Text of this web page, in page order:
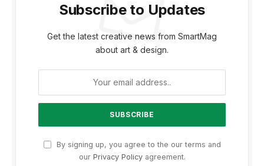
Subscribe to Updates
Get the latest creative news from SmartMag
about art & design.
By signing up, you agree to the our terms and
our Privacy Policyagreement.